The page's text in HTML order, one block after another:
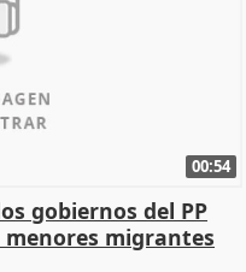
00:54
gobiernos del PP
migrantes